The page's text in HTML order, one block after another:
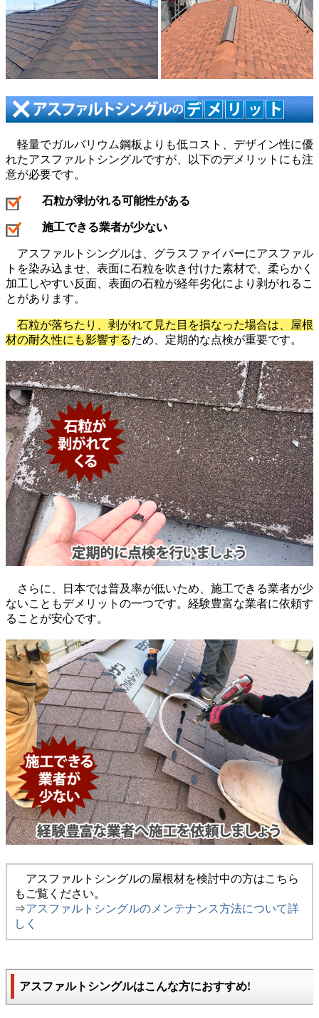
軽量でガルバリウム鋼板よりも低コスト、デザイン性に優
れたアスファルトシングルですが、以下のデメリットにも注
意が必要です。
石粒が剥がれる可能性がある
施工できる業者が少ない
アスファルトシングルは、グラスファイバーにアスファル
トを染み込ませ、表面に石粒を吹き付けた素材で、柔らかく
加工しやすい反面、表面の石粒が経年劣化により剥がれるこ
とがあります。
石粒が落ちたり、剥がれて見た目を損なった場合は、屋根
材の耐久性にも影響するため、定期的な点検が重要です。
さらに、日本では普及率が低いため、施工できる業者が少
ないこともデメリットの一つです。経験豊富な業者に依頼す
ることが安心です。
アスファルトシングルの屋根材を検討中の方はこちら
もご覧ください。
⇒アスファルトシングルのメンテナンス方法について詳
しく
アスファルトシングルはこんな方におすすめ!